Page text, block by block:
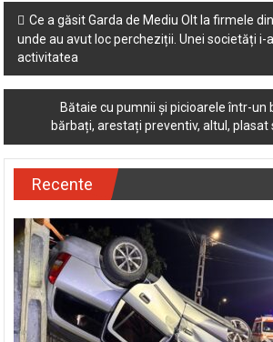
Post
navigation
Ce a găsit Garda de Mediu Olt la firmele
unde au avut loc percheziții. Unei societăți i-
activitatea
Bătaie cu pumnii și picioarele într-un
bărbați, arestați preventiv, altul, plasat
Recente